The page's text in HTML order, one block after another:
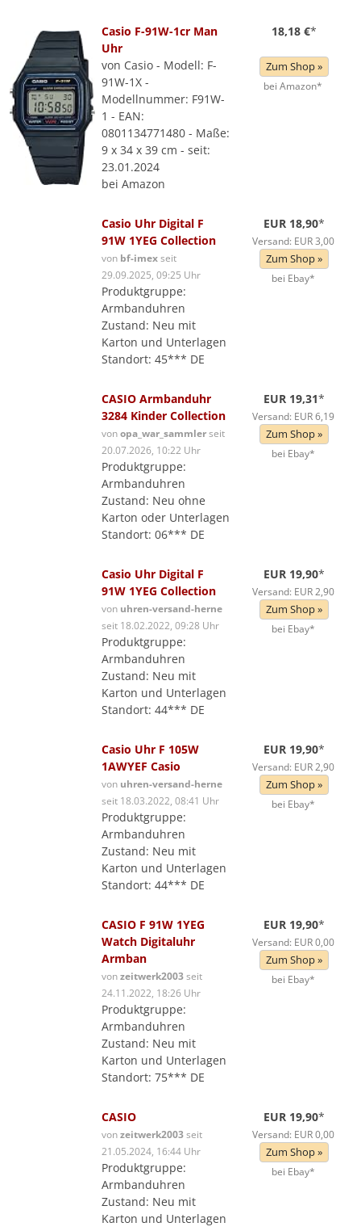
Casio F-91W-1cr Man
Uhr
von Casio - Modell: F-
91W-1X -
Modellnummer: F91W-
1 - EAN:
0801134771480 - Maße:
9 x 34 x 39 cm - seit:
23.01.2024
bei Amazon
18,18 €*
Zum Shop »
bei Amazon*
Casio Uhr Digital F
91W 1YEG Collection
von bf-imexseit
29.09.2025, 09:25 Uhr
Produktgruppe:
Armbanduhren
Zustand: Neu mit
Karton und Unterlagen
Standort: 45*** DE
EUR 18,90*
Versand: EUR 3,00
Zum Shop »
bei Ebay*
CASIO Armbanduhr
3284 Kinder Collection
vonopa_war_sammlerseit
20.07.2026, 10:22 Uhr
Produktgruppe:
Armbanduhren
Zustand: Neu ohne
Karton oder Unterlagen
Standort: 06*** DE
EUR 19,31*
Versand: EUR 6,19
Zum Shop »
bei Ebay*
Casio Uhr Digital F
91W 1YEG Collection
von uhren-versand-herne
seit 18.02.2022, 09:28 Uhr
Produktgruppe:
Armbanduhren
Zustand: Neu mit
Karton und Unterlagen
Standort: 44*** DE
EUR 19,90*
Versand: EUR 2,90
Zum Shop »
bei Ebay*
Casio Uhr F 105W
1AWYEF Casio
von uhren-versand-herne
seit 18.03.2022, 08:41 Uhr
Produktgruppe:
Armbanduhren
Zustand: Neu mit
Karton und Unterlagen
Standort: 44*** DE
EUR 19,90*
Versand: EUR 2,90
Zum Shop »
bei Ebay*
CASIO F 91W 1YEG
Watch Digitaluhr
Armban
vonzeitwerk2003seit
24.11.2022, 18:26 Uhr
Produktgruppe:
Armbanduhren
Zustand: Neu mit
Karton und Unterlagen
Standort: 75*** DE
EUR 19,90*
Versand: EUR 0,00
Zum Shop »
bei Ebay*
CASIO
vonzeitwerk2003seit
21.05.2024, 16:44 Uhr
Produktgruppe:
Armbanduhren
Zustand: Neu mit
Karton und Unterlagen
EUR 19,90*
Versand: EUR 0,00
Zum Shop »
bei Ebay*